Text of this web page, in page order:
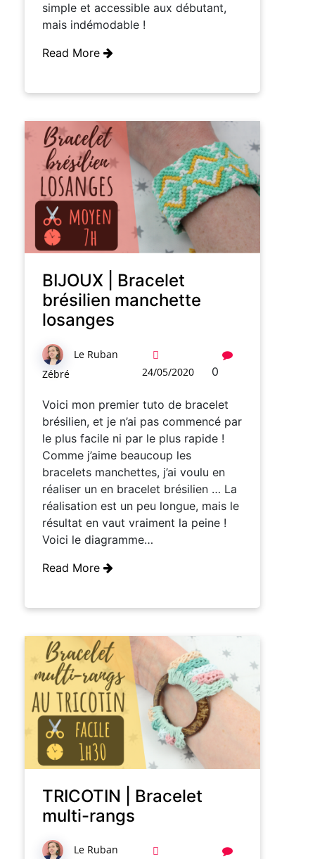
simple et accessible aux débutant,
mais indémodable !
Read More
BIJOUX | Bracelet
brésilien manchette
losanges
Le Ruban
Zébré
24/05/2020 0
Voici mon premier tuto de bracelet
brésilien, et je n’ai pas commencé par
le plus facile ni par le plus rapide !
Comme j’aime beaucoup les
bracelets manchettes, j’ai voulu en
réaliser un en bracelet brésilien … La
réalisation est un peu longue, mais le
résultat en vaut vraiment la peine !
Voici le diagramme…
Read More
TRICOTIN | Bracelet
multi-rangs
Le Ruban